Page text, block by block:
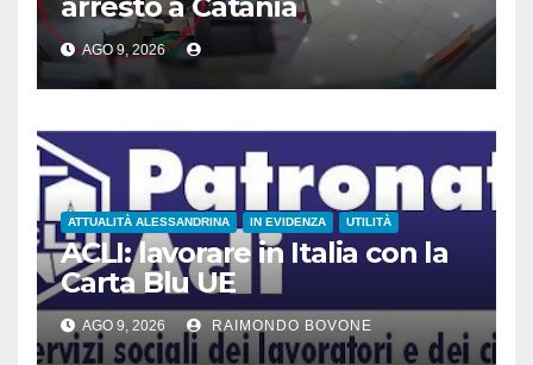
AGO 9, 2026
ATTUALITÀ ALESSANDRINA IN EVIDENZA UTILITÀ
ACLI: lavorare in Italia con la
Carta Blu UE
AGO 9, 2026 RAIMONDO BOVONE